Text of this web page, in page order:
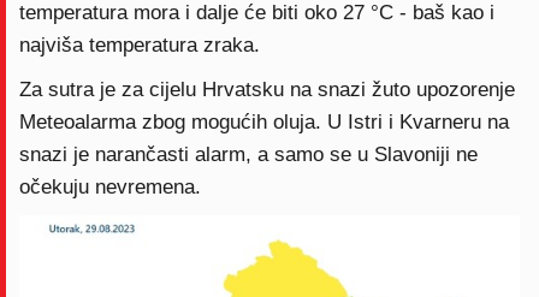
temperatura mora i dalje će biti oko 27 °C - baš kao i
najviša temperatura zraka.
Za sutra je za cijelu Hrvatsku na snazi žuto upozorenje
Meteoalarma zbog mogućih oluja. U Istri i Kvarneru na
snazi je narančasti alarm, a samo se u Slavoniji ne
očekuju nevremena.